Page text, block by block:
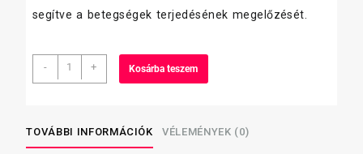
segítve a betegségek terjedésének megelőzését.
-
Bradoman
soft
500
ml
+ Kosárba teszem
TOVÁBBI INFORMÁCIÓK VÉLEMÉNYEK (0)